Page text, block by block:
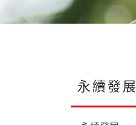
永續發展